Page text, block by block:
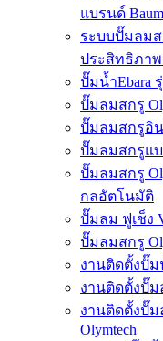
แบรนด์
ระบบปั๊มลมส
ประสิทธิภา
ปั๊มน้ำEbara
ปั๊มลมสกรู
ปั๊มลมสกรูอิน
ปั๊มลมสกรูแบ
ปั๊มลมสกรู
กลอัตโนมัติ
ปั๊มลม ฟูเช็ง
ปั๊มลมสกรู
งานติดตั้งปั๊ม
งานติดตั้งปั๊ม
งานติดตั้งปั๊ม
Olymtech